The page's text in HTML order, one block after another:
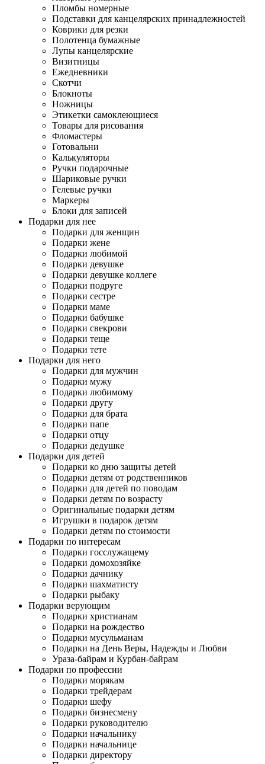
Пломбы номерные
Подставки для канцелярских принадлежностей
Коврики для резки
Полотенца бумажные
Лупы канцелярские
Визитницы
Ежедневники
Скотчи
Блокноты
Ножницы
Этикетки самоклеющиеся
Товары для рисования
Фломастеры
Готовальни
Калькуляторы
Ручки подарочные
Шариковые ручки
Гелевые ручки
Маркеры
Блоки для записей
Подарки для нее
Подарки для женщин
Подарки жене
Подарки любимой
Подарки девушке
Подарки девушке коллеге
Подарки подруге
Подарки сестре
Подарки маме
Подарки бабушке
Подарки свекрови
Подарки теще
Подарки тете
Подарки для него
Подарки для мужчин
Подарки мужу
Подарки любимому
Подарки другу
Подарки для брата
Подарки папе
Подарки отцу
Подарки дедушке
Подарки для детей
Подарки ко дню защиты детей
Подарки детям от родственников
Подарки для детей по поводам
Подарки детям по возрасту
Оригинальные подарки детям
Игрушки в подарок детям
Подарки детям по стоимости
Подарки по интересам
Подарки госслужащему
Подарки домохозяйке
Подарки дачнику
Подарки шахматисту
Подарки рыбаку
Подарки верующим
Подарки христианам
Подарки на рождество
Подарки мусульманам
Подарки на День Веры, Надежды и Любви
Ураза-байрам и Курбан-байрам
Подарки по профессии
Подарки морякам
Подарки трейдерам
Подарки шефу
Подарки бизнесмену
Подарки руководителю
Подарки начальнику
Подарки начальнице
Подарки директору